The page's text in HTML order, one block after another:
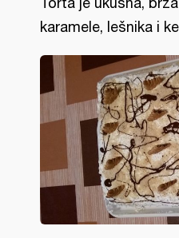
karamele, lešnika i